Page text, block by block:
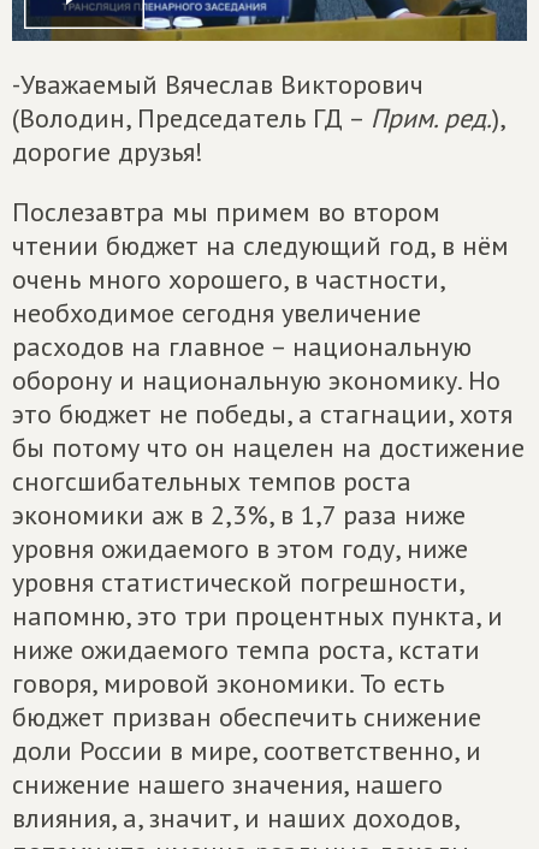
-Уважаемый Вячеслав Викторович
(Володин, Председатель ГД – Прим. ред.),
дорогие друзья!
Послезавтра мы примем во втором
чтении бюджет на следующий год, в нём
очень много хорошего, в частности,
необходимое сегодня увеличение
расходов на главное – национальную
оборону и национальную экономику. Но
это бюджет не победы, а стагнации, хотя
бы потому что он нацелен на достижение
сногсшибательных темпов роста
экономики аж в 2,3%, в 1,7 раза ниже
уровня ожидаемого в этом году, ниже
уровня статистической погрешности,
напомню, это три процентных пункта, и
ниже ожидаемого темпа роста, кстати
говоря, мировой экономики. То есть
бюджет призван обеспечить снижение
доли России в мире, соответственно, и
снижение нашего значения, нашего
влияния, а, значит, и наших доходов,